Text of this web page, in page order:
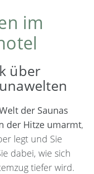
im
über
der Saunas
der Hitze umarmt,
legt und Sie
dabei, wie sich
tiefer wird.